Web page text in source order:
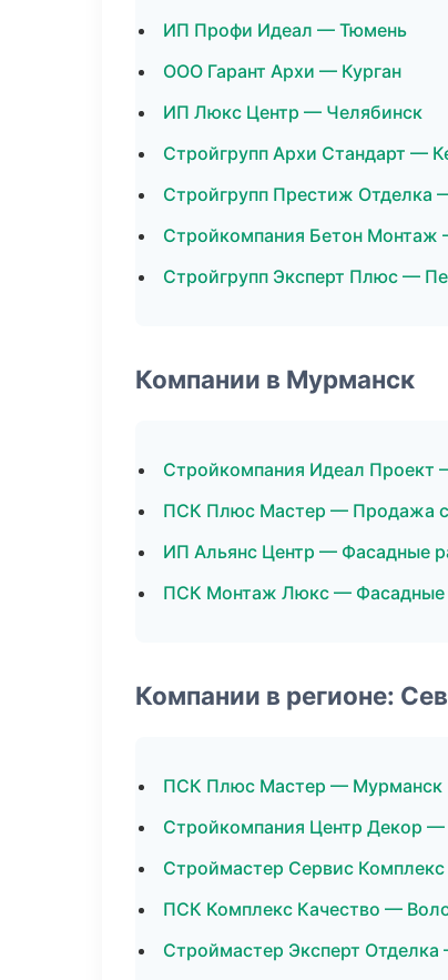
ИП Профи Идеал — Тюмень
ООО Гарант Архи — Курган
ИП Люкс Центр — Челябинск
Стройгрупп Архи Стандарт —
Стройгрупп Престиж Отделка
Стройкомпания Бетон Монтаж
Стройгрупп Эксперт Плюс —
Компании в Мурманск
Стройкомпания Идеал Проект
ПСК Плюс Мастер — Продажа
ИП Альянс Центр — Фасадные
ПСК Монтаж Люкс — Фасадные
Компании в регионе:
ПСК Плюс Мастер — Мурманск
Стройкомпания Центр Декор
Строймастер Сервис
ПСК Комплекс Качество —
Строймастер Эксперт